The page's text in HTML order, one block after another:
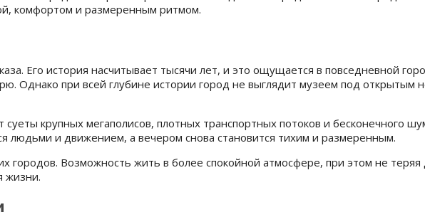
комфортом и размеренным ритмом.
Его история насчитывает тысячи лет, и это ощущается в повседневной
Однако при всей глубине истории город не выглядит музеем под
крупных мегаполисов, плотных транспортных потоков и бесконечного
людьми и движением, а вечером снова становится тихим и размеренным.
Возможность жить в более спокойной атмосфере, при этом не теряя
жизни.